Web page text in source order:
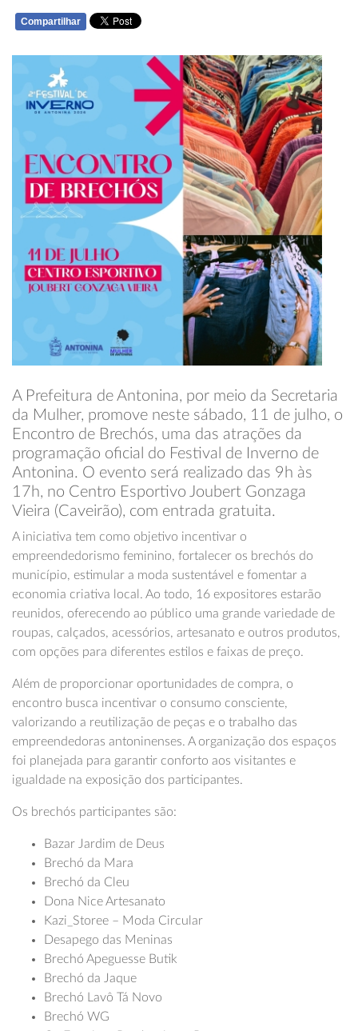
Compartilhar
A Prefeitura de Antonina, por meio da Secretaria
da Mulher, promove neste sábado, 11 de julho, o
Encontro de Brechós, uma das atrações da
programação oficial do Festival de Inverno de
Antonina. O evento será realizado das 9h às
17h, no Centro Esportivo Joubert Gonzaga
Vieira (Caveirão), com entrada gratuita.
A iniciativa tem como objetivo incentivar o
empreendedorismo feminino, fortalecer os brechós do
município, estimular a moda sustentável e fomentar a
economia criativa local. Ao todo, 16 expositores estarão
reunidos, oferecendo ao público uma grande variedade de
roupas, calçados, acessórios, artesanato e outros produtos,
com opções para diferentes estilos e faixas de preço.
Além de proporcionar oportunidades de compra, o
encontro busca incentivar o consumo consciente,
valorizando a reutilização de peças e o trabalho das
empreendedoras antoninenses. A organização dos espaços
foi planejada para garantir conforto aos visitantes e
igualdade na exposição dos participantes.
Os brechós participantes são:
Bazar Jardim de Deus
Brechó da Mara
Brechó da Cleu
Dona Nice Artesanato
Kazi_Storee – Moda Circular
Desapego das Meninas
Brechó Apeguesse Butik
Brechó da Jaque
Brechó Lavô Tá Novo
Brechó WG